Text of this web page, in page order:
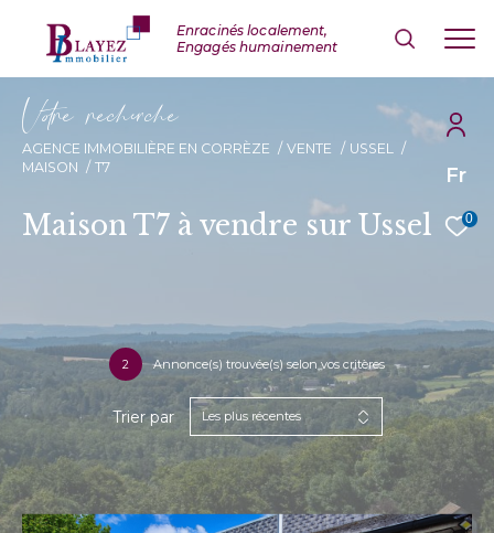
Fr
0
Vore recece
AGENCE IMMOBILIÈRE EN CORRÈZE VENTE
USSEL
MAISON
T7
Maison T7 à vendre sur Ussel
2 Annonce(s) trouvée(s) selon vos critères
Trier par Les plus récentes